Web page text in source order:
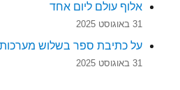
אלוף עולם ליום אחד
31 באוגוסט 2025
על כתיבת ספר בשלוש
31 באוגוסט 2025